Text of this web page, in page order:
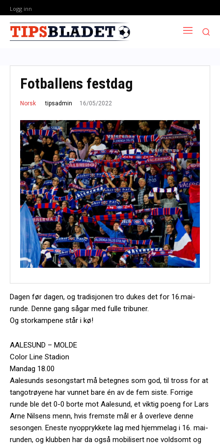
Logg inn
Fotballens festdag
Norsk tipsadmin 16/05/2022
Dagen før dagen, og tradisjonen tro dukes det for 16.mai-
runde. Denne gang sågar med fulle tribuner.
Og storkampene står i kø!
AALESUND – MOLDE
Color Line Stadion
Mandag 18.00
Aalesunds sesongstart må betegnes som god, til tross for at
tangotrøyene har vunnet bare én av de fem siste. Forrige
runde ble det 0-0 borte mot Aalesund, et viktig poeng for Lars
Arne Nilsens menn, hvis fremste mål er å overleve denne
sesongen. Eneste nyopprykkete lag med hjemmelag i 16. mai-
runden, og klubben har da også mobilisert noe voldsomt og